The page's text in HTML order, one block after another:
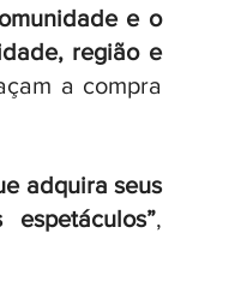
e o
região e
a compra
adquira seus
,